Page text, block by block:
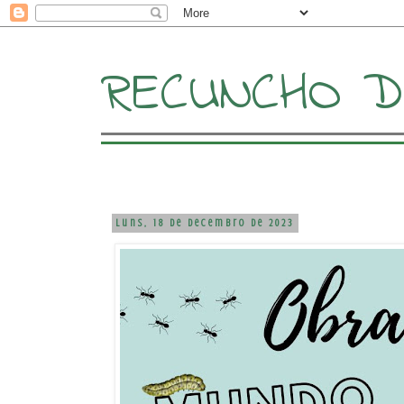
RECUNCHO
luns, 18 de decembro de 2023